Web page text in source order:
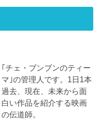
｢チェ・ブンブンのティー
マ｣の管理人です。1日1本
過去、現在、未来から面
白い作品を紹介する映画
の伝道師。